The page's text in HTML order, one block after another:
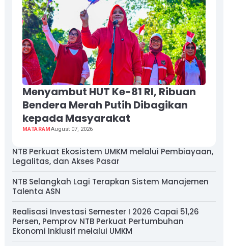
Menyambut HUT Ke-81 RI, Ribuan
Bendera Merah Putih Dibagikan
kepada Masyarakat
MATARAMAugust 07, 2026
NTB Perkuat Ekosistem UMKM melalui Pembiayaan,
Legalitas, dan Akses Pasar
NTB Selangkah Lagi Terapkan Sistem Manajemen
Talenta ASN
Realisasi Investasi Semester I 2026 Capai 51,26
Persen, Pemprov NTB Perkuat Pertumbuhan
Ekonomi Inklusif melalui UMKM